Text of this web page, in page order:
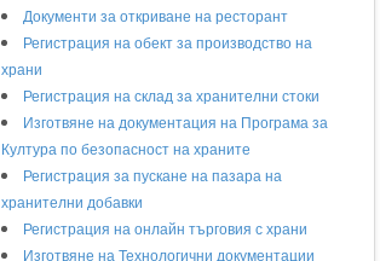
Документи за откриване на ресторант
Регистрация на обект за производство на
храни
Регистрация на склад за хранителни стоки
Изготвяне на документация на Програма за
Култура по безопасност на храните
Регистрaция за пускане на пазара на
хранителни добавки
Регистрация на онлайн търговия с храни
Изготвяне на Технологични документации